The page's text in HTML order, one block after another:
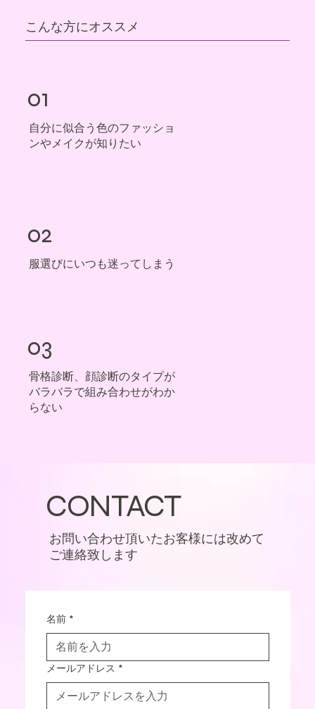
01
自分に似合う色のファッショ
ンやメイクが知りたい
02
服選びにいつも迷ってしまう
03
骨格診断、顔診断のタイプが
バラバラで組み合わせがわか
らない
こんな方にオススメ
CONTACT
お問い合わせ頂いたお客様には改めて
ご連絡致します
名前 *
メールアドレス *